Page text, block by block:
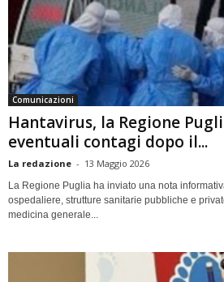
Comunicazioni
Hantavirus, la Regione
eventuali contagi dopo il...
La redazione - 13 Maggio 2026
La Regione Puglia ha inviato una nota
ospedaliere, strutture sanitarie pubbliche e
medicina generale...